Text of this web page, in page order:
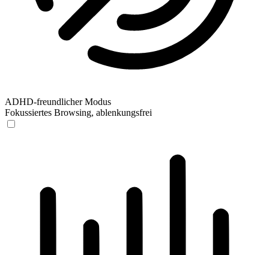
ADHD-freundlicher Modus
Fokussiertes Browsing, ablenkungsfrei